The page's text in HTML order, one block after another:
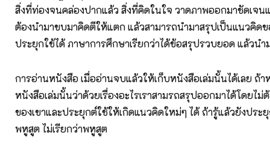
สิ่งที่ท่องจนคล่องปากแล้ว สิ่งที่คิดในใจ วาดภาพออกมาชัดเจน
ต้องนำมาขบมาคิดตีให้แตก แล้วสามารถนำมาสรุปเป็นแนวคิดข
ประยุกใช้ได้ ภาษาการศึกษาเรียกว่าได้ข้อสรุปรวบยอด แล้วนำ
การอ่านหนังสือ เมื่ออ่านจบแล้วให้เก็บหนังสือเล่มนั้นได้เลย ถ้า
หนังสือเล่มนั้นว่าด้วยเรื่องอะไรเราสามรถสรุปออกมาได้โดยไ
ของเขาและประยุกต์ใช้ให้เกิดแนวคิดใหม่ๆ ได้ ถ้ารู้แล้วยังประ
พหูสูต ไม่เรียกว่าพหูสูต